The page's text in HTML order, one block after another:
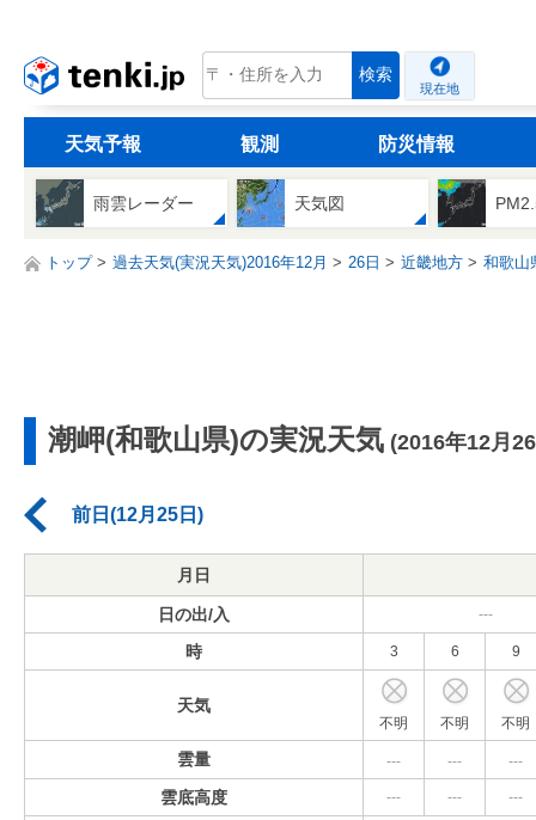
tenki.jp 検索
現在地
天気予報 観測 防災情報
雨雲レーダー 天気図
トップ 過去天気(実況天気)2016年12月 26日 近畿地方 和歌山
潮岬(和歌山県)の実況天気 (2016年12月
前日(12月25日)
月日
日の出/入 ---
時 3 6 9
天気
不明 不明 不明
雲量 --- --- ---
雲底高度 --- --- ---